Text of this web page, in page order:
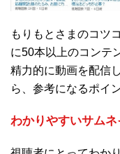
もりもとさまのコツ
に50本以上のコンテ
精力的に動画を配信
ら、参考になるポイ
わかりやすいサムネ